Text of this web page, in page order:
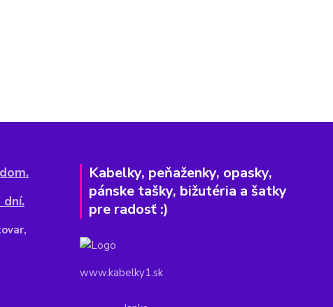
dní.
Kabelky, peňaženky, opasky,
pánske tašky, bižutéria a šatky
pre radosť :)
www.kabelky1.sk